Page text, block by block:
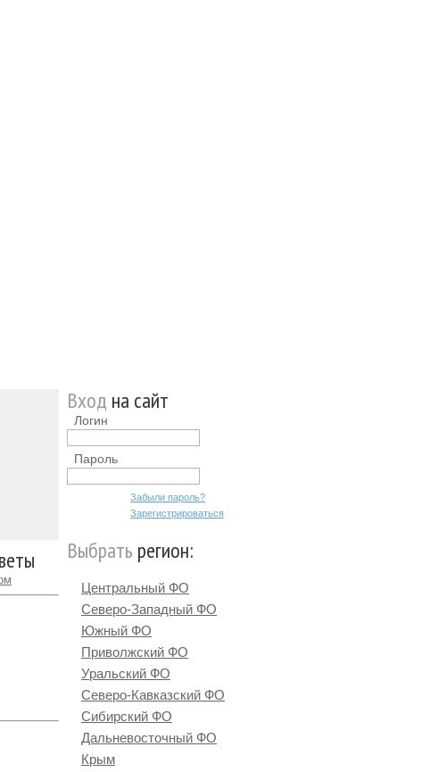
Вход на сайт
Логин
Пароль
Забыли пароль?
Зарегистрироваться
Выбрать регион:
Центральный ФО
Северо-Западный ФО
Южный ФО
Приволжский ФО
Уральский ФО
Северо-Кавказский ФО
Сибирский ФО
Дальневосточный ФО
Крым